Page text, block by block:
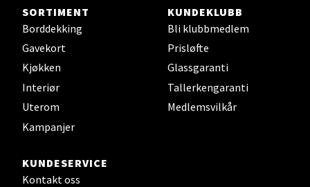
SORTIMENT
Borddekking
Gavekort
Kjøkken
Interiør
Uterom
Kampanjer
KUNDEKLUBB
Bli klubbmedlem
Prisløfte
Glassgaranti
Tallerkengaranti
Medlemsvilkår
KUNDESERVICE
Kontakt oss
Oslo - Thon Senter Storo
0 i butikk